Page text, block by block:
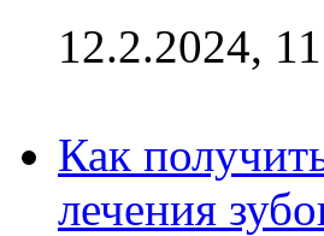
12.2.2024,
Как
лечения